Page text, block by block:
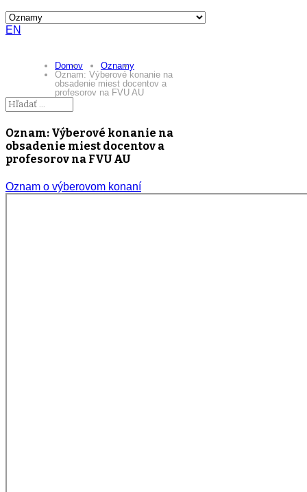
EN
Domov
Oznamy
Oznam: Výberové konanie na
obsadenie miest docentov a
profesorov na FVU AU
Oznam: Výberové konanie na
obsadenie miest docentov a
profesorov na FVU AU
Oznam o výberovom konaní